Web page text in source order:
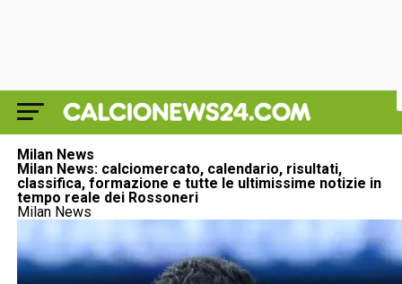
Milan News
Milan News: calciomercato, calendario, risultati,
classifica, formazione e tutte le ultimissime notizie in
tempo reale dei Rossoneri
Milan News